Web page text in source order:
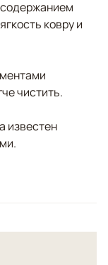
ковру и
чистить.
известен